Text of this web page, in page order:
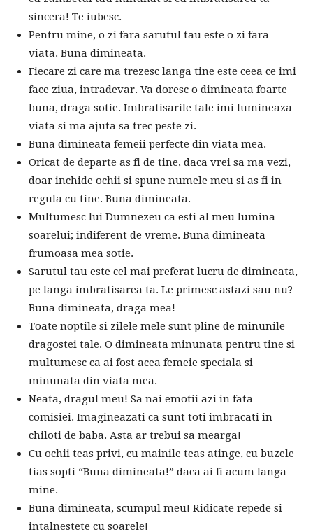
sincera! Te iubesc.
Pentru mine, o zi fara sarutul tau este o zi fara
viata. Buna dimineata.
Fiecare zi care ma trezesc langa tine este ceea ce imi
face ziua, intradevar. Va doresc o dimineata foarte
buna, draga sotie. Imbratisarile tale imi lumineaza
viata si ma ajuta sa trec peste zi.
Buna dimineata femeii perfecte din viata mea.
Oricat de departe as fi de tine, daca vrei sa ma vezi,
doar inchide ochii si spune numele meu si as fi in
regula cu tine. Buna dimineata.
Multumesc lui Dumnezeu ca esti al meu lumina
soarelui; indiferent de vreme. Buna dimineata
frumoasa mea sotie.
Sarutul tau este cel mai preferat lucru de dimineata,
pe langa imbratisarea ta. Le primesc astazi sau nu?
Buna dimineata, draga mea!
Toate noptile si zilele mele sunt pline de minunile
dragostei tale. O dimineata minunata pentru tine si
multumesc ca ai fost acea femeie speciala si
minunata din viata mea.
Neata, dragul meu! Sa nai emotii azi in fata
comisiei. Imagineazati ca sunt toti imbracati in
chiloti de baba. Asta ar trebui sa mearga!
Cu ochii teas privi, cu mainile teas atinge, cu buzele
tias sopti “Buna dimineata!” daca ai fi acum langa
mine.
Buna dimineata, scumpul meu! Ridicate repede si
intalnestete cu soarele!